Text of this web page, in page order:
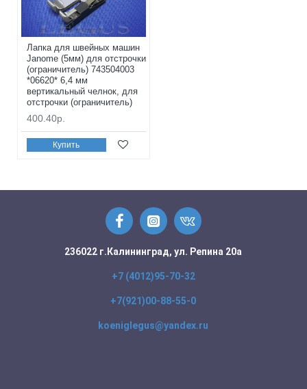
Лапка для швейных машин
Janome (5мм) для отстрочки
(ограничитель) 743504003
*06620* 6,4 мм
вертикальный челнок, для
отстрочки (ограничитель)
400.40р.
Купить
236022 г.Калининград, ул. Репина 20а
+7 (4012)95-70-32
+7(921)00-88-55-0
koeniglegus@yandex.ru